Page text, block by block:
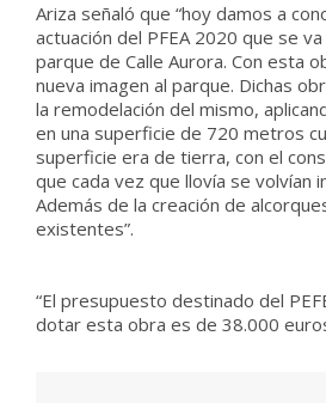
Ariza señaló que “hoy damos a
actuación del PFEA 2020 que se
parque de Calle Aurora. Con esta
nueva imagen al parque. Dichas
la remodelación del mismo,
en una superficie de 720 metros
superficie era de tierra, con el
que cada vez que llovía se volvían
Además de la creación de
existentes”.
“El presupuesto destinado del
dotar esta obra es de 38.000